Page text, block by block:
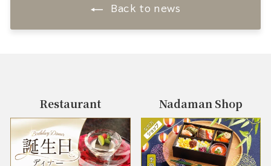
Back to news
Restaurant Nadaman Shop